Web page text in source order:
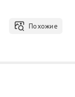
Похожие